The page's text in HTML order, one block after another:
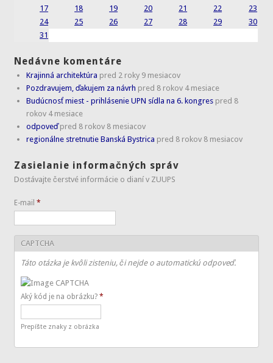
17
18 19 20 21 22
23
24
25 26 27 28 29
30
31
Nedávne komentáre
Krajinná architektúra pred 2 roky 9 mesiacov
Pozdravujem, ďakujem za návrh pred 8 rokov 4 mesiace
Budúcnosť miest - prihlásenie UPN sídla na 6. kongres pred 8
rokov 4 mesiace
odpoveď pred 8 rokov 8 mesiacov
regionálne stretnutie Banská Bystrica pred 8 rokov 8 mesiacov
Zasielanie informačných správ
Dostávajte čerstvé informácie o dianí v ZUUPS
E-mail*
CAPTCHA
Táto otázka je kvôli zisteniu, či nejde o automatickú odpoveď.
Aký kód je na obrázku?*
Prepíšte znaky z obrázka